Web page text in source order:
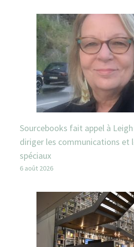
Sourcebooks fait appel à
diriger les communications et
spéciaux
6 août 2026